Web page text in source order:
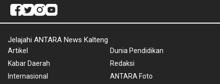
Jelajahi ANTARA News Kalteng
Artikel
Kabar Daerah
Internasional
Dunia Pendidikan
Redaksi
ANTARA Foto